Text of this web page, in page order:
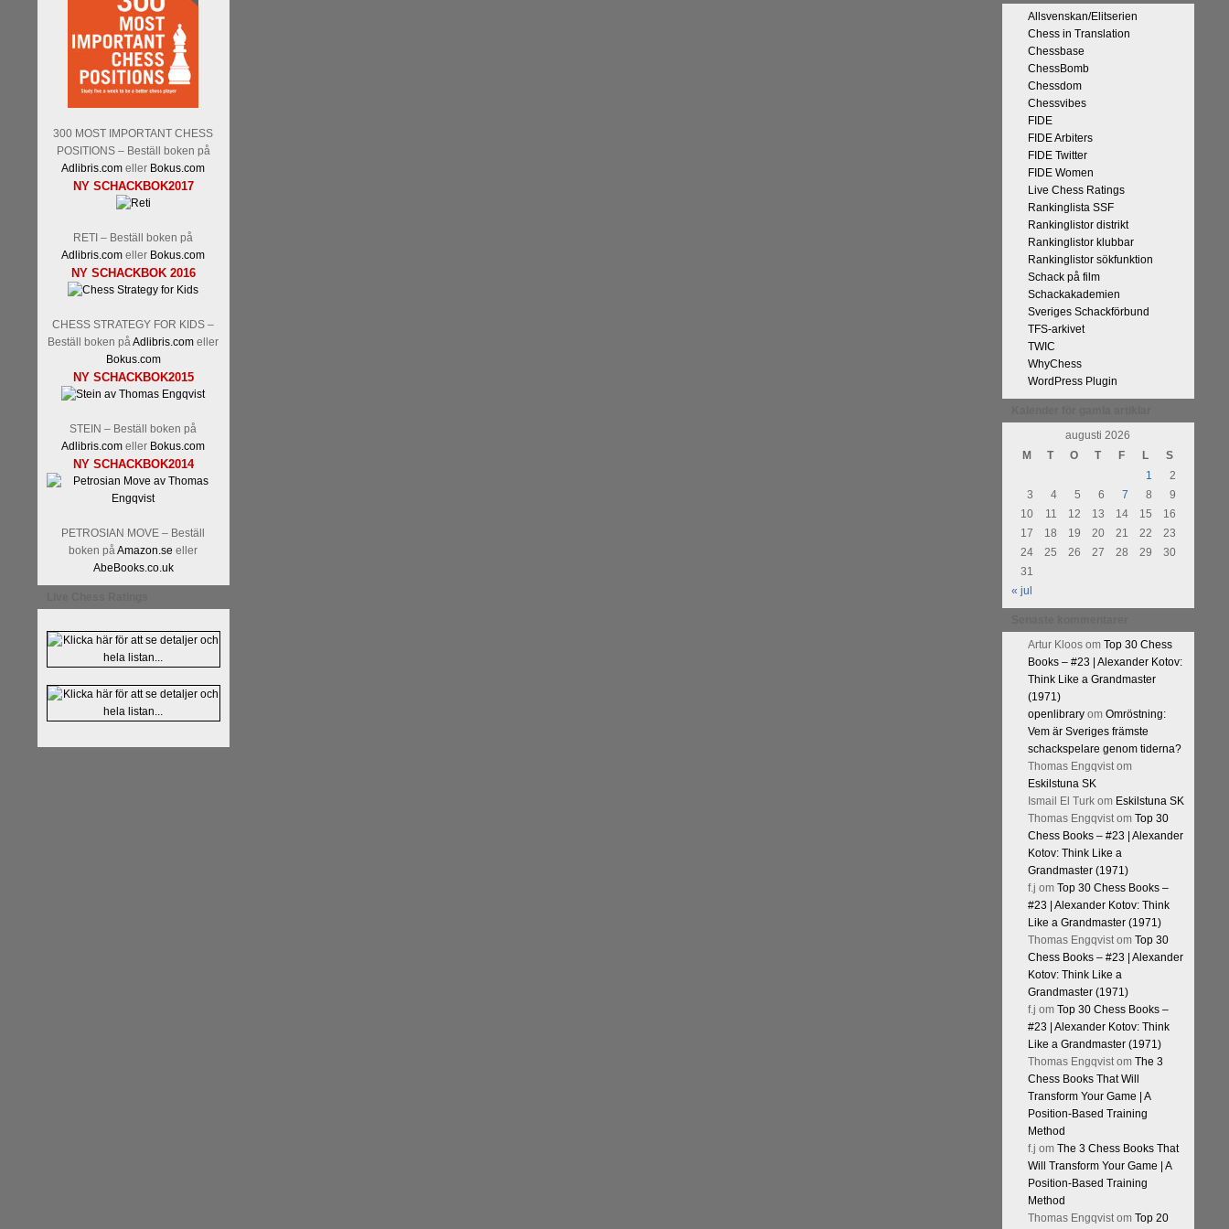
300 MOST IMPORTANT CHESS
POSITIONS – Beställ boken på
Adlibris.com eller Bokus.com
NY SCHACKBOK2017
RETI – Beställ boken på
Adlibris.com eller Bokus.com
NY SCHACKBOK 2016
CHESS STRATEGY FOR KIDS –
Beställ boken påAdlibris.com eller
Bokus.com
NY SCHACKBOK2015
STEIN – Beställ boken på
Adlibris.com eller Bokus.com
NY SCHACKBOK2014
PETROSIAN MOVE – Beställ
boken påAmazon.se eller
AbeBooks.co.uk
Allsvenskan/Elitserien
Chess in Translation
Chessbase
ChessBomb
Chessdom
Chessvibes
FIDE
FIDE Arbiters
FIDE Twitter
FIDE Women
Live Chess Ratings
Rankinglista SSF
Rankinglistor distrikt
Rankinglistor klubbar
Rankinglistor sökfunktion
Schack på film
Schackakademien
Sveriges Schackförbund
TFS-arkivet
TWIC
WhyChess
WordPress Plugin
augusti 2026
M
T O T F L
S
1
2
3
4 5 6 7 8
9
10
11 12 13 14 15
16
17
18 19 20 21 22
23
24
25 26 27 28 29
30
31
« jul
Artur Kloosom Top 30 Chess
Books – #23 | Alexander Kotov:
Think Like a Grandmaster
(1971)
openlibraryom Omröstning:
Vem är Sveriges främste
schackspelare genom tiderna?
Thomas Engqvistom
Eskilstuna SK
Ismail El Turkom Eskilstuna SK
Thomas Engqvistom Top 30
Chess Books – #23 | Alexander
Kotov: Think Like a
Grandmaster (1971)
f.j om Top 30 Chess Books –
#23 | Alexander Kotov: Think
Like a Grandmaster (1971)
Thomas Engqvistom Top 30
Chess Books – #23 | Alexander
Kotov: Think Like a
Grandmaster (1971)
f.j om Top 30 Chess Books –
#23 | Alexander Kotov: Think
Like a Grandmaster (1971)
Thomas Engqvistom The 3
Chess Books That Will
Transform Your Game | A
Position-Based Training
Method
f.j om The 3 Chess Books That
Will Transform Your Game | A
Position-Based Training
Method
Thomas Engqvistom Top 20